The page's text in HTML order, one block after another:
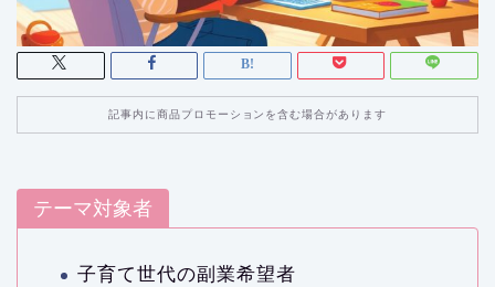
記事内に商品プロモーションを含む場合があります
テーマ対象者
子育て世代の副業希望者